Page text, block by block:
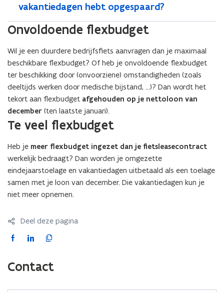
vakantiedagen hebt opgespaard?
Onvoldoende flexbudget
Wil je een duurdere bedrijfsfiets aanvragen dan je maximaal
beschikbare flexbudget? Of heb je onvoldoende flexbudget
ter beschikking door (onvoorziene) omstandigheden (zoals
deeltijds werken door medische bijstand, …)? Dan wordt het
tekort aan flexbudget afgehouden op je nettoloon van
december (ten laatste januari).
Te veel flexbudget
Heb je meer flexbudget ingezet dan je fietsleasecontract
werkelijk bedraagt? Dan worden je omgezette
eindejaarstoelage en vakantiedagen uitbetaald als een toelage
samen met je loon van december. Die vakantiedagen kun je
niet meer opnemen.
Deel deze pagina
F
c
e
L
k
K
i
Contact